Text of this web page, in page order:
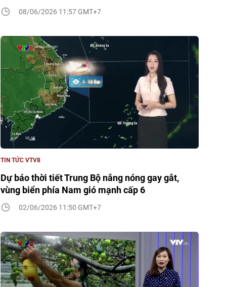
08/06/2026 11:57 GMT+7
Dự báo thời tiết Trung Bộ nắng nóng gay gắt,
vùng biển phía Nam gió mạnh cấp 6
TIN TỨC VTV8
02/06/2026 11:50 GMT+7